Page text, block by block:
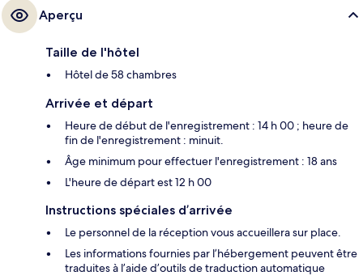
Aperçu
Taille de l'hôtel
Hôtel de 58 chambres
Arrivée et départ
Heure de début de l'enregistrement : 14 h 00 ; heure de
fin de l'enregistrement : minuit.
Âge minimum pour effectuer l'enregistrement : 18 ans
L'heure de départ est 12 h 00
Instructions spéciales d’arrivée
Le personnel de la réception vous accueillera sur place.
Les informations fournies par l’hébergement peuvent être
traduites à l’aide d’outils de traduction automatique